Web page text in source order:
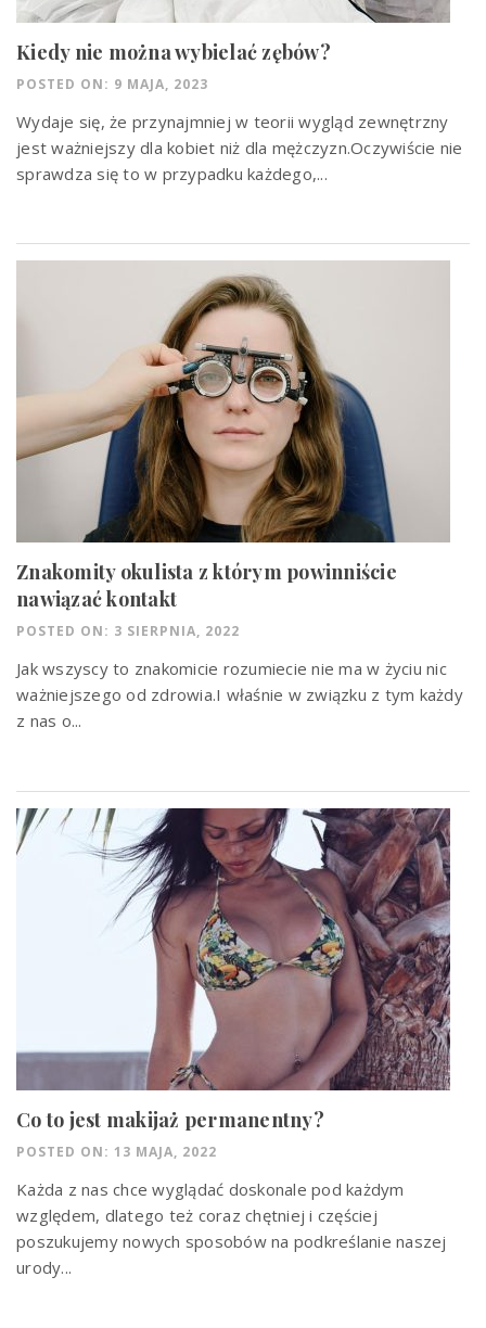
Kiedy nie można wybielać zębów?
POSTED ON: 9 MAJA, 2023
Wydaje się, że przynajmniej w teorii wygląd zewnętrzny
jest ważniejszy dla kobiet niż dla mężczyzn.Oczywiście nie
sprawdza się to w przypadku każdego,...
Znakomity okulista z którym powinniście
nawiązać kontakt
POSTED ON: 3 SIERPNIA, 2022
Jak wszyscy to znakomicie rozumiecie nie ma w życiu nic
ważniejszego od zdrowia.I właśnie w związku z tym każdy
z nas o...
Co to jest makijaż permanentny?
POSTED ON: 13 MAJA, 2022
Każda z nas chce wyglądać doskonale pod każdym
względem, dlatego też coraz chętniej i częściej
poszukujemy nowych sposobów na podkreślanie naszej
urody...